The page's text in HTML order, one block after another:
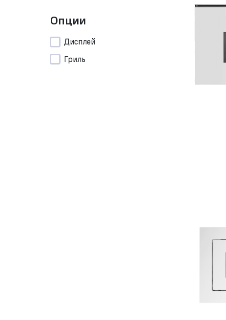
Опции
Дисплей
Гриль